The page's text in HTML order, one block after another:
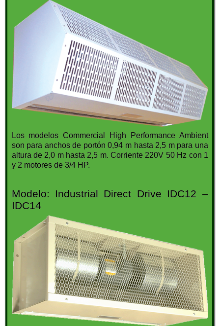
Los modelos Commercial High Performance Ambient
son para anchos de portón 0,94 m hasta 2,5 m para una
altura de 2,0 m hasta 2,5 m. Corriente 220V 50 Hz con 1
y 2 motores de 3/4 HP.
Modelo: Industrial Direct Drive IDC12 –
IDC14